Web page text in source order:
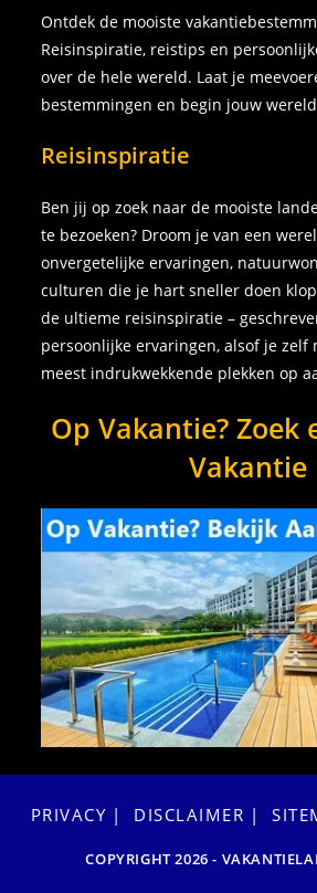
Ontdek de mooiste
Reisinspiratie, reistips en
over de hele wereld. Laat je
bestemmingen en begin jouw
Reisinspiratie
Ben jij op zoek naar de mooiste
te bezoeken? Droom je van een
onvergetelijke ervaringen,
culturen die je hart sneller doen
de ultieme reisinspiratie –
persoonlijke ervaringen, alsof je zelf
meest indrukwekkende plekken op
Op Vakantie? Zoek
Vakantie
PRIVACY DISCLAIMER
COPYRIGHT 2026 -